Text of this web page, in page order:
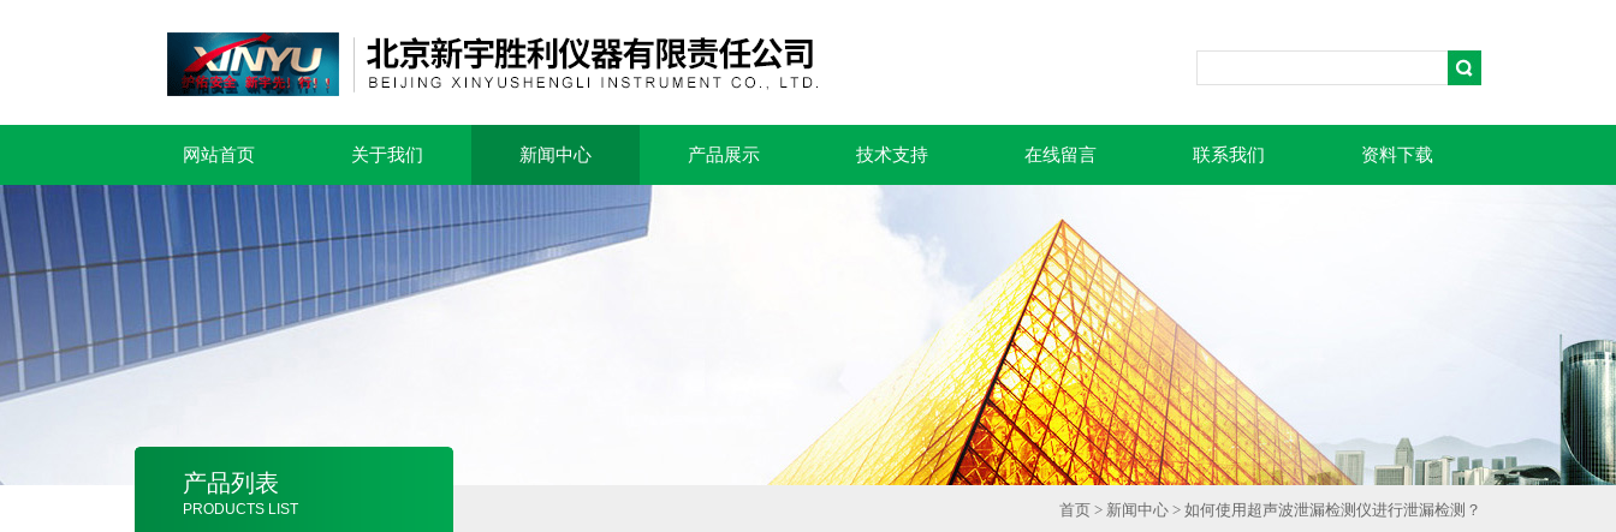
网站首页 关于我们 新闻中心 产品展示 技术支持 在线留言 联系我们 资料下载
产品列表
PRODUCTS LIST 首页 > 新闻中心 > 如何使用超声波泄漏检测仪进行泄漏检测？